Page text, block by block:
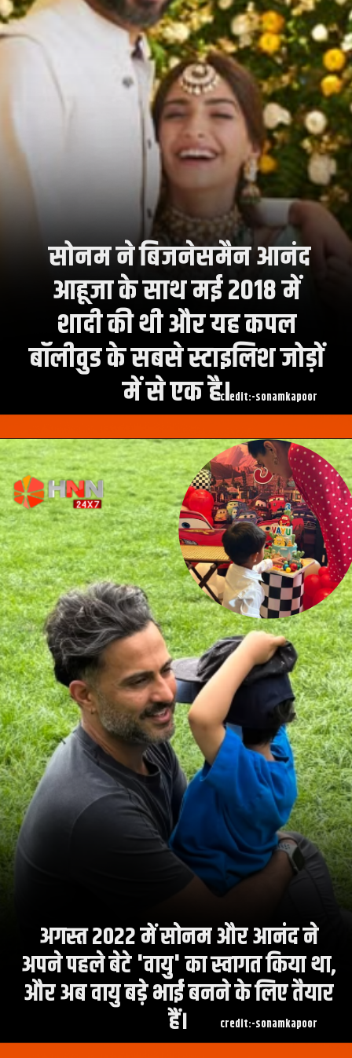
सोनम ने बिजनेसमैन आनंद
आहूजा के साथ मई 2018 में
शादी की थी और यह कपल
बॉलीवुड के सबसे स्टाइलिश जोड़ों
में से एक है।
credit:-sonamkapoor
अगस्त 2022 में सोनम और आनंद ने
अपने पहले बेटे 'वायु' का स्वागत किया था,
और अब वायु बड़े भाई बनने के लिए तैयार
हैं। credit:-sonamkapoor